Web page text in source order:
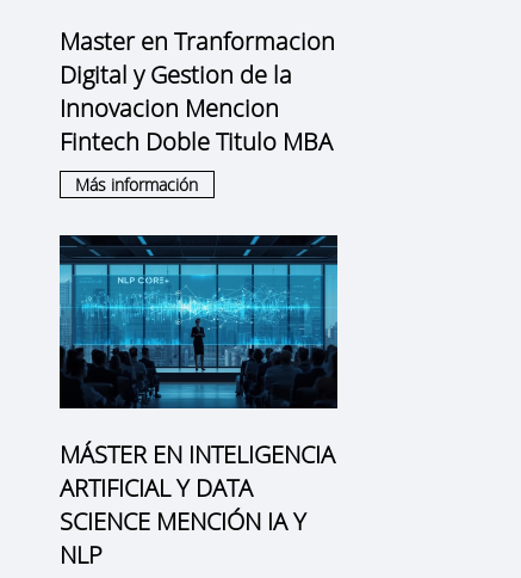
Master en Tranformacion
Digital y Gestion de la
Innovacion Mencion
Fintech Doble Titulo MBA
Más información
MÁSTER EN INTELIGENCIA
ARTIFICIAL Y DATA
SCIENCE MENCIÓN IA Y
NLP